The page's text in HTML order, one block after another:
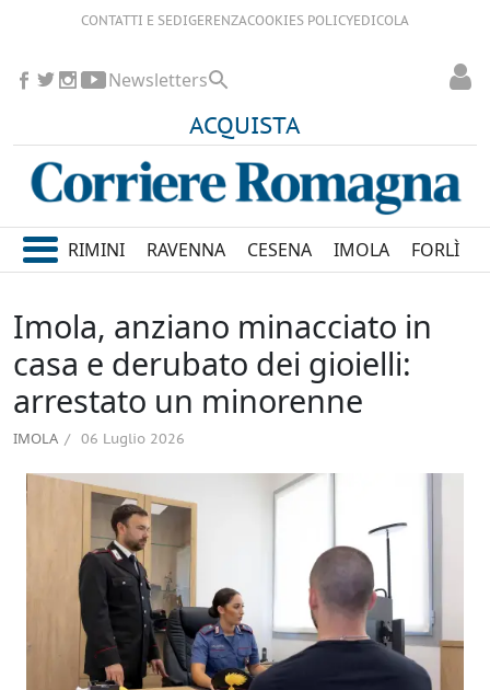
CONTATTI E SEDIGERENZACOOKIES POLICYEDICOLA
ACQUISTA
Newsletters
RIMINI RAVENNA CESENA IMOLA FORLÌ
Imola, anziano minacciato in
casa e derubato dei gioielli:
arrestato un minorenne
IMOLA 06 Luglio 2026